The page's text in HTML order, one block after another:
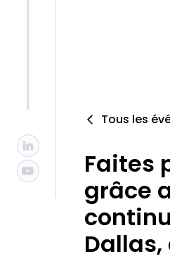
Tous les
Faites
grâce
Dallas,